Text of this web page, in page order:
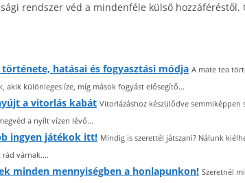
rendszer véd a mindenféle külső hozzáféréstől.
hatásai és fogyasztási módja A mate tea
akik különleges íze, míg mások fogyást elősegítő...
a vitorlás kabát Vitorlázáshoz készülődve semmiképpen
a nyílt vízen lévő...
ingyen játékok itt! Mindig is szerettél játszani? Nálunk
rád várnak....
minden mennyiségben a honlapunkon! Szeretnél